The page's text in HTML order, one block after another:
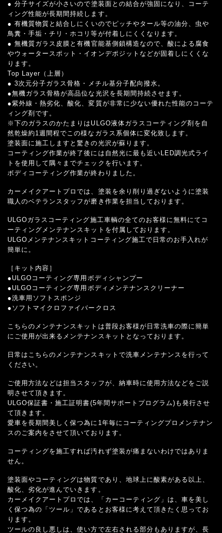
● 分子サイズが小さいので塗装面との結合が強固になり、コーテ
ィング性能が長期間持続します。
● 有機質物質と結合しにくいのでピッチやタール等の油分、虫や
鳥糞・手垢・チリ・ホコリ等が付着しにくくなります。
● 無機質ガラス皮膜と有機官能基側鎖構造なので、酸による腐食
やウォータースポット・イオンデポジットなどが固着しにくくな
ります。
Top Layer（上層）
● 3次元分子ガラス骨格・メチル基分子配向撥水。
●無機ガラス骨格が高品位な光沢を長期間持続させます。
●紫外線・熱劣化、酸化、変質が非常に少ない優れた性能のコーテ
ィング剤です。
※下のガラスのかたまりはULGO液体ガラスコーティング剤を自
然乾燥約1週間程でこの様なガラス系個体に変化致します。
塗装面に施工しますと驚きの光沢が蘇ります。
コーティング作業が終了後には自然光に最も近いLED調光式ライ
トを使用して隅々までチェックを行います。
ボディコーティング作業が終わりました。
カーメイクアートプロでは、塗装を余り削り過ぎないように塗装
職人のベテランスタッフが磨き作業を担当しております。
ULGOガラスコーティング施工車輌の全てのお客様に無料にてコ
ーティングメンテナンスキットを付属しております。
ULGOメンテナンスキットコーティング施工で日常のお手入れが
簡単に。
［キット内容］
●ULGOコーティング専用ボディシャンプー
●ULGOコーティング専用ボディメンテナンスクリーナー
●洗車用ソフトスポンジ
●ソフトマイクロファイバークロス
こちらのメンテナンスキットは普段お客様が日常洗車の際に簡単
にご使用が出来るメンテナンスキットとなっております。
日常はこちらのメンテナンスキットで洗車メンテナンスを行って
ください。
ご使用方法などは担当スタッフが、納車時に使用方法などをご説
明させて頂きます。
ULGO保証書・施工証明書(5年間サポートプログラム)も発行させ
て頂きます。
愛車を長期間美しく保つ為に1年毎にコーティングプロメンテナン
スのご案内をさせて頂いております。
コーティングを施工すれば汚れず塗装が痛まないわけではありま
せん。
塗装面やコーティングは物質であり、地球上に酸素がある以上、
酸化、劣化が進んでいきます。
カーメイクアートプロでは、「カーコーティング」は、車を美し
く保つ為の「ツール」であるとお客様に考えて頂きたく思ってお
ります。
ツールの良し悪しは、使い方で左右される部分もありますが、長